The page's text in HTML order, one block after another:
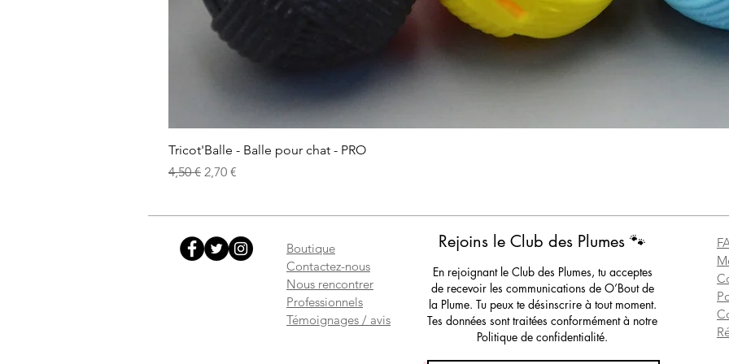
Tricot'Balle - Balle pour chat - PRO
Prix original
4,50 € Prix promotionnel
2,70 €
Boutique
Contactez-nous
Nous rencontrer
Professionnels
Témoignages / avis
Rejoins le Club des Plumes 🐾
En rejoignant le Club des Plumes, tu acceptes
de recevoir les communications de O’Bout de
la Plume. Tu peux te désinscrire à tout moment.
Tes données sont traitées conformément à notre
Politique de confidentialité.